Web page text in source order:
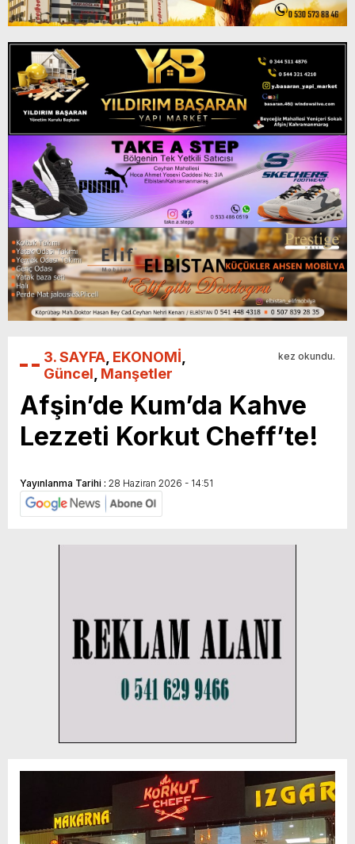
3. SAYFA EKONOMİ
Güncel Manşetler
kez okundu.
Afşin’de Kum’da Kahve
Lezzeti Korkut Cheff’te!
Yayınlanma Tarihi : 28 Haziran 2026 - 14:51